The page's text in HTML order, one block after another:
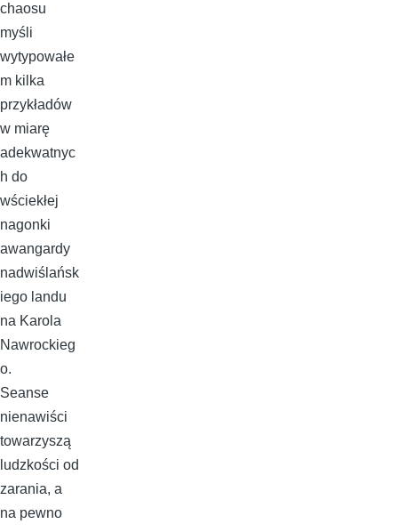
chaosu
myśli
wytypowałe
m kilka
przykładów
w miarę
adekwatnyc
h do
wściekłej
nagonki
awangardy
nadwiślańsk
iego landu
na Karola
Nawrockieg
o.
Seanse
nienawiści
towarzyszą
ludzkości od
zarania, a
na pewno